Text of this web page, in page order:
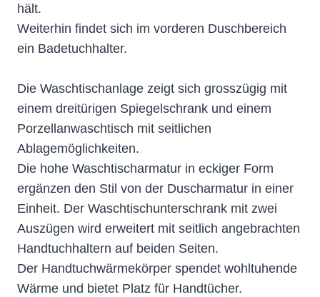
hält.
Weiterhin findet sich im vorderen Duschbereich
ein Badetuchhalter.
Die Waschtischanlage zeigt sich grosszügig mit
einem dreitürigen Spiegelschrank und einem
Porzellanwaschtisch mit seitlichen
Ablagemöglichkeiten.
Die hohe Waschtischarmatur in eckiger Form
ergänzen den Stil von der Duscharmatur in einer
Einheit. Der Waschtischunterschrank mit zwei
Auszügen wird erweitert mit seitlich angebrachten
Handtuchhaltern auf beiden Seiten.
Der Handtuchwärmekörper spendet wohltuhende
Wärme und bietet Platz für Handtücher.